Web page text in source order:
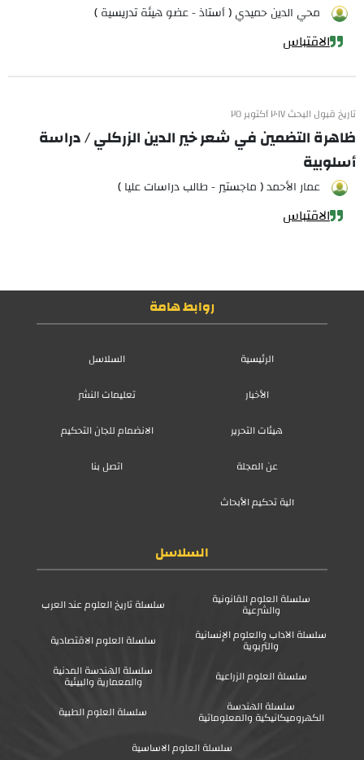
محي الدين حميدي ( أستاذ - عضو هيئة تدريسية )
الاقتباس
تاريخ قبول البحث ٢٠١٧ أكتوبر ٢٥
ظاهرة التضمين في شعر خير الدين الزركلي / دراسة
أسلوبية
عمار الأحمد ( ماجستير - طالب دراسات عليا )
الاقتباس
روابط هامة
الرئيسية
السلاسل
الأخبار
تعليمات النشر
هيئات التحرير
الانضمام للجان التحكيم
عن المجلة
اتصل بنا
آلية تحكيم الأبحاث
السلاسل
سلسلة العلوم القانونية
والشرعية
سلسلة تاريخ العلوم عند العرب
سلسلة الآداب والعلوم الإنسانية
والتربوية
سلسلة العلوم الاقتصادية
سلسلة العلوم الزراعية
سلسلة الهندسة المدنية
والمعمارية والبيئية
سلسلة الهندسة
الكهروميكانيكية والمعلوماتية
سلسلة العلوم الطبية
سلسلة العلوم الاساسية